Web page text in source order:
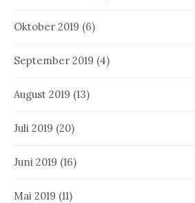
Oktober 2019 (6)
September 2019 (4)
August 2019 (13)
Juli 2019 (20)
Juni 2019 (16)
Mai 2019 (11)